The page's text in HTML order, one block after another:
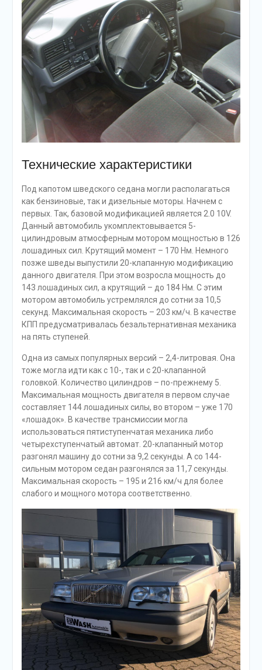
Технические характеристики
Под капотом шведского седана могли располагаться
как бензиновые, так и дизельные моторы. Начнем с
первых. Так, базовой модификацией является 2.0 10V.
Данный автомобиль укомплектовывается 5-
цилиндровым атмосферным мотором мощностью в 126
лошадиных сил. Крутящий момент – 170 Нм. Немного
позже шведы выпустили 20-клапанную модификацию
данного двигателя. При этом возросла мощность до
143 лошадиных сил, а крутящий – до 184 Нм. С этим
мотором автомобиль устремлялся до сотни за 10,5
секунд. Максимальная скорость – 203 км/ч. В качестве
КПП предусматривалась безальтернативная механика
на пять ступеней.
Одна из самых популярных версий – 2,4-литровая. Она
тоже могла идти как с 10-, так и с 20-клапанной
головкой. Количество цилиндров – по-прежнему 5.
Максимальная мощность двигателя в первом случае
составляет 144 лошадиных силы, во втором – уже 170
«лошадок». В качестве трансмиссии могла
использоваться пятиступенчатая механика либо
четырехступенчатый автомат. 20-клапанный мотор
разгонял машину до сотни за 9,2 секунды. А со 144-
сильным мотором седан разгонялся за 11,7 секунды.
Максимальная скорость – 195 и 216 км/ч для более
слабого и мощного мотора соответственно.